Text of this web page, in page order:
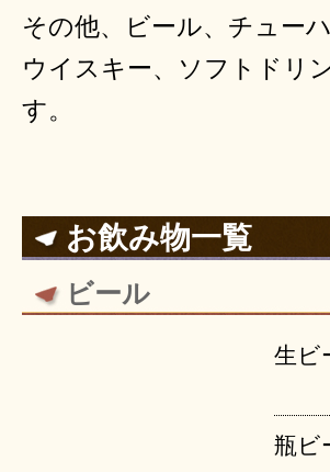
その他、ビール、チュー
ウイスキー、ソフトドリ
す。
お飲み物一覧
ビール
生ビ
瓶ビ